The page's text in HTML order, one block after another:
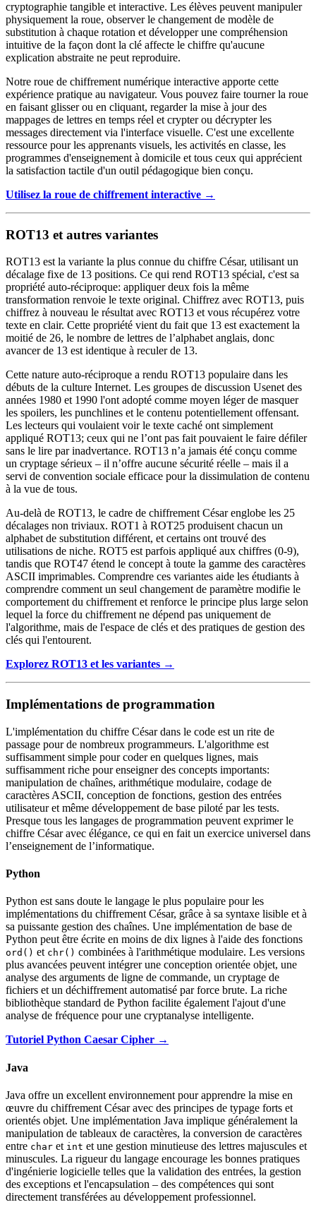
cryptographie tangible et interactive. Les élèves peuvent manipuler
physiquement la roue, observer le changement de modèle de
substitution à chaque rotation et développer une compréhension
intuitive de la façon dont la clé affecte le chiffre qu'aucune
explication abstraite ne peut reproduire.
Notre roue de chiffrement numérique interactive apporte cette
expérience pratique au navigateur. Vous pouvez faire tourner la roue
en faisant glisser ou en cliquant, regarder la mise à jour des
mappages de lettres en temps réel et crypter ou décrypter les
messages directement via l'interface visuelle. C'est une excellente
ressource pour les apprenants visuels, les activités en classe, les
programmes d'enseignement à domicile et tous ceux qui apprécient
la satisfaction tactile d'un outil pédagogique bien conçu.
Utilisez la roue de chiffrement interactive →
ROT13 et autres variantes
ROT13 est la variante la plus connue du chiffre César, utilisant un
décalage fixe de 13 positions. Ce qui rend ROT13 spécial, c'est sa
propriété auto-réciproque: appliquer deux fois la même
transformation renvoie le texte original. Chiffrez avec ROT13, puis
chiffrez à nouveau le résultat avec ROT13 et vous récupérez votre
texte en clair. Cette propriété vient du fait que 13 est exactement la
moitié de 26, le nombre de lettres de l’alphabet anglais, donc
avancer de 13 est identique à reculer de 13.
Cette nature auto-réciproque a rendu ROT13 populaire dans les
débuts de la culture Internet. Les groupes de discussion Usenet des
années 1980 et 1990 l'ont adopté comme moyen léger de masquer
les spoilers, les punchlines et le contenu potentiellement offensant.
Les lecteurs qui voulaient voir le texte caché ont simplement
appliqué ROT13; ceux qui ne l’ont pas fait pouvaient le faire défiler
sans le lire par inadvertance. ROT13 n’a jamais été conçu comme
un cryptage sérieux – il n’offre aucune sécurité réelle – mais il a
servi de convention sociale efficace pour la dissimulation de contenu
à la vue de tous.
Au-delà de ROT13, le cadre de chiffrement César englobe les 25
décalages non triviaux. ROT1 à ROT25 produisent chacun un
alphabet de substitution différent, et certains ont trouvé des
utilisations de niche. ROT5 est parfois appliqué aux chiffres (0-9),
tandis que ROT47 étend le concept à toute la gamme des caractères
ASCII imprimables. Comprendre ces variantes aide les étudiants à
comprendre comment un seul changement de paramètre modifie le
comportement du chiffrement et renforce le principe plus large selon
lequel la force du chiffrement ne dépend pas uniquement de
l'algorithme, mais de l'espace de clés et des pratiques de gestion des
clés qui l'entourent.
Explorez ROT13 et les variantes →
Implémentations de programmation
L'implémentation du chiffre César dans le code est un rite de
passage pour de nombreux programmeurs. L'algorithme est
suffisamment simple pour coder en quelques lignes, mais
suffisamment riche pour enseigner des concepts importants:
manipulation de chaînes, arithmétique modulaire, codage de
caractères ASCII, conception de fonctions, gestion des entrées
utilisateur et même développement de base piloté par les tests.
Presque tous les langages de programmation peuvent exprimer le
chiffre César avec élégance, ce qui en fait un exercice universel dans
l’enseignement de l’informatique.
Python
Python est sans doute le langage le plus populaire pour les
implémentations du chiffrement César, grâce à sa syntaxe lisible et à
sa puissante gestion des chaînes. Une implémentation de base de
Python peut être écrite en moins de dix lignes à l'aide des fonctions
ord() et chr() combinées à l'arithmétique modulaire. Les versions
plus avancées peuvent intégrer une conception orientée objet, une
analyse des arguments de ligne de commande, un cryptage de
fichiers et un déchiffrement automatisé par force brute. La riche
bibliothèque standard de Python facilite également l'ajout d'une
analyse de fréquence pour une cryptanalyse intelligente.
Tutoriel Python Caesar Cipher →
Java
Java offre un excellent environnement pour apprendre la mise en
œuvre du chiffrement César avec des principes de typage forts et
orientés objet. Une implémentation Java implique généralement la
manipulation de tableaux de caractères, la conversion de caractères
entre char et int et une gestion minutieuse des lettres majuscules et
minuscules. La rigueur du langage encourage les bonnes pratiques
d'ingénierie logicielle telles que la validation des entrées, la gestion
des exceptions et l'encapsulation – des compétences qui sont
directement transférées au développement professionnel.